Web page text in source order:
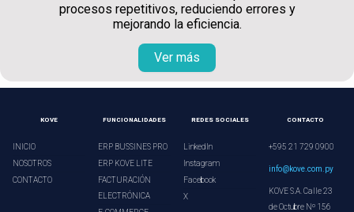
procesos repetitivos, reduciendo errores y
mejorando la eficiencia.
Ver más
KOVE
INICIO
NOSOTROS
CONTACTO
FUNCIONALIDADES
ERP BUSSINES PRO
ERP KOVE LITE
FACTURACIÓN
ELECTRÓNICA
REDES SOCIALES
LinkedIn
Instagram
Facebook
X
CONTACTO
+595 21 729 0900
info@kove.com.py
KOVE S.A. Calle 23
de Octubre Nº 156